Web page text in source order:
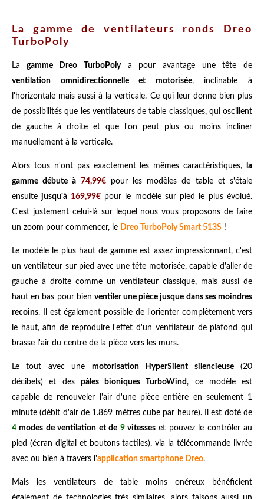
La gamme de ventilateurs ronds Dreo
TurboPoly
La gamme Dreo TurboPolya pour avantage une tête de
ventilation omnidirectionnelle et motorisée, inclinable à
l'horizontale mais aussi à la verticale. Ce qui leur donne bien plus
de possibilités que les ventilateurs de table classiques, qui oscillent
de gauche à droite et que l'on peut plus ou moins incliner
manuellement à la verticale.
Alors tous n'ont pas exactement les mêmes caractéristiques,
la
gamme débute à 74,99€pour les modèles de table et s'étale
ensuitejusqu'à 169,99€pour le modèle sur pied le plus évolué.
C'est justement celui-là sur lequel nous vous proposons de faire
un zoom pour commencer, le Dreo TurboPoly Smart 513S !
Le modèle le plus haut de gamme est assez impressionnant, c'est
un ventilateur sur pied avec une tête motorisée, capable d'aller de
gauche à droite comme un ventilateur classique, mais aussi de
haut en bas pour bien ventiler une pièce jusque dans ses moindres
recoins. Il est également possible de l'orienter complètement vers
le haut, afin de reproduire l'effet d'un ventilateur de plafond qui
brasse l'air du centre de la pièce vers les murs.
Le tout avec une motorisation HyperSilent silencieuse(20
décibels) et des pâles bioniques TurboWind , ce modèle est
capable de renouveler l'air d'une pièce entière en seulement 1
minute (débit d'air de 1.869 mètres cube par heure). Il est doté de
4 modes de ventilation et de 9vitesseset pouvez le contrôler au
pied (écran digital et boutons tactiles), via la télécommande livrée
avec ou bien à travers l'application smartphone Dreo.
Mais les ventilateurs de table moins onéreux bénéficient